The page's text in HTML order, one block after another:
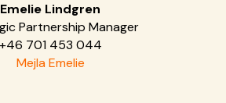
Emelie Lindgren
Partnership Manager
+46 701 453 044
Mejla Emelie